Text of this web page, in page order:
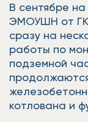
В сентябре
ЭМОУШН от ГК
сразу на
работы по
подземной
котлована и